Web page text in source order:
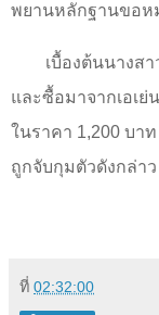
พยานหลักฐานขอห
เบื้องต้นนางส
และซื้อมาจากเอเ
ในราคา 1,200 บาท
ถูกจับกุมตัวดังกล่าว
ที่ 02:32:00